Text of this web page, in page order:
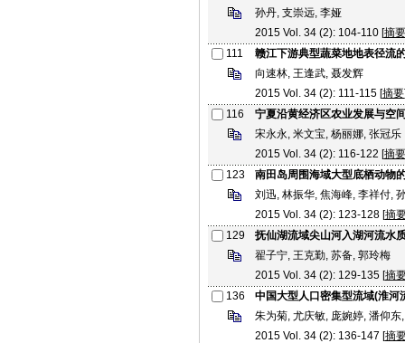
孙丹, 支崇远, 李娅
2015 Vol. 34 (2): 104-110 [摘要
111
赣江下游典型蔬菜地地表径流
向速林, 王逢武, 聂发辉
2015 Vol. 34 (2): 111-115 [摘要
116
宁夏沿黄经济区农业发展与空
宋永永, 米文宝, 杨丽娜, 张冠乐
2015 Vol. 34 (2): 116-122 [摘要
123
南田岛周围海域大型底栖动物
刘迅, 林振华, 焦海峰, 李祥付,
2015 Vol. 34 (2): 123-128 [摘
129
抚仙湖流域尖山河入湖河流水
翟子宁, 王克勤, 苏备, 郭玲梅
2015 Vol. 34 (2): 129-135 [摘
136
中国大型人口密集型流域(淮河
朱为菊, 尤庆敏, 庞婉婷, 潘仰东
2015 Vol. 34 (2): 136-147 [摘